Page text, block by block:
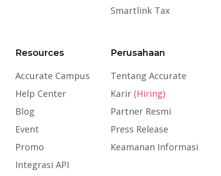
Smartlink Tax
Resources
Accurate Campus
Help Center
Blog
Event
Promo
Integrasi API
Perusahaan
Tentang Accurate
Karir (Hiring)
Partner Resmi
Press Release
Keamanan Informasi